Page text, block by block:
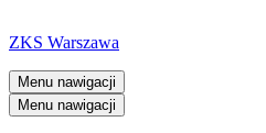
ZKS Warszawa
Menu nawigacji
Menu nawigacji